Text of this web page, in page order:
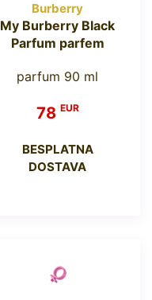
Burberry
My Burberry Black
Parfum parfem
parfum 90 ml
78 EUR
BESPLATNA
DOSTAVA